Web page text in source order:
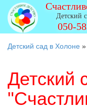
Детский
050-
Детский сад в Холоне »
Детский